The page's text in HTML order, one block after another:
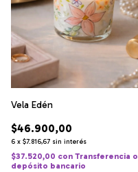
Vela Edén
$46.900,00
6 x $7.816,67 sin interés
$37.520,00 con Transferencia o
depósito bancario